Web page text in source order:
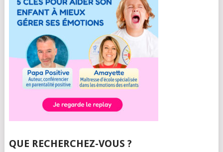
QUE RECHERCHEZ-VOUS ?